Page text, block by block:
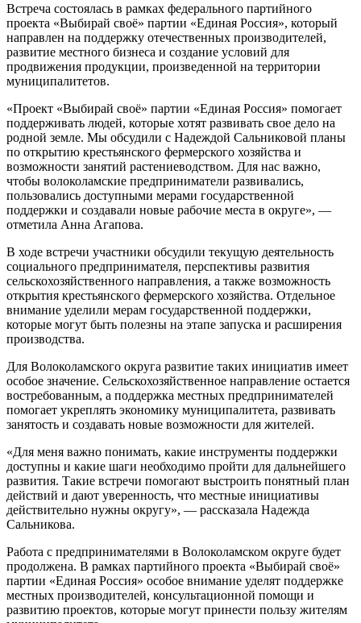
Встреча состоялась в рамках федерального партийного
проекта «Выбирай своё» партии «Единая Россия», который
направлен на поддержку отечественных производителей,
развитие местного бизнеса и создание условий для
продвижения продукции, произведенной на территории
муниципалитетов.
«Проект «Выбирай своё» партии «Единая Россия» помогает
поддерживать людей, которые хотят развивать свое дело на
родной земле. Мы обсудили с Надеждой Сальниковой планы
по открытию крестьянского фермерского хозяйства и
возможности занятий растениеводством. Для нас важно,
чтобы волоколамские предприниматели развивались,
пользовались доступными мерами государственной
поддержки и создавали новые рабочие места в округе», —
отметила Анна Агапова.
В ходе встречи участники обсудили текущую деятельность
социального предпринимателя, перспективы развития
сельскохозяйственного направления, а также возможность
открытия крестьянского фермерского хозяйства. Отдельное
внимание уделили мерам государственной поддержки,
которые могут быть полезны на этапе запуска и расширения
производства.
Для Волоколамского округа развитие таких инициатив имеет
особое значение. Сельскохозяйственное направление остается
востребованным, а поддержка местных предпринимателей
помогает укреплять экономику муниципалитета, развивать
занятость и создавать новые возможности для жителей.
«Для меня важно понимать, какие инструменты поддержки
доступны и какие шаги необходимо пройти для дальнейшего
развития. Такие встречи помогают выстроить понятный план
действий и дают уверенность, что местные инициативы
действительно нужны округу», — рассказала Надежда
Сальникова.
Работа с предпринимателями в Волоколамском округе будет
продолжена. В рамках партийного проекта «Выбирай своё»
партии «Единая Россия» особое внимание уделят поддержке
местных производителей, консультационной помощи и
развитию проектов, которые могут принести пользу жителям